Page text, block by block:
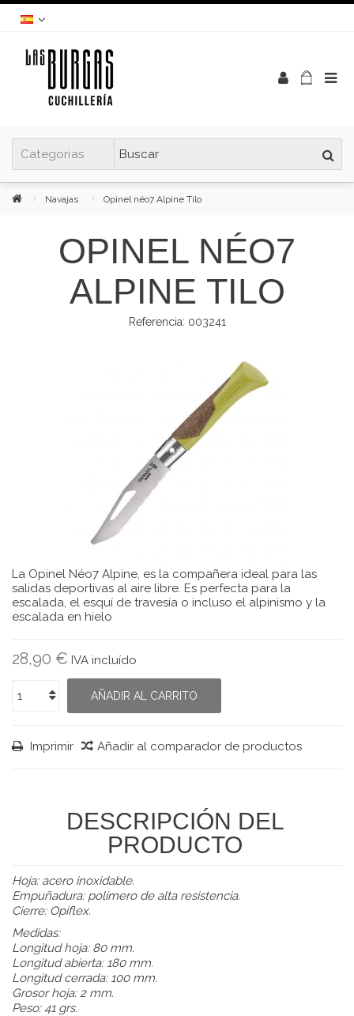
Navajas Opinel néo7 Alpine Tilo
OPINEL NÉO7
ALPINE TILO
Referencia: 003241
La Opinel Néo7 Alpine, es la compañera ideal para las
salidas deportivas al aire libre. Es perfecta para la
escalada, el esquí de travesía o incluso el alpinismo y la
escalada en hielo
28,90 € IVA incluído
AÑADIR AL CARRITO
Imprimir Añadir al comparador de productos
DESCRIPCIÓN DEL
PRODUCTO
Hoja: acero inoxidable.
Empuñadura: polímero de alta resistencia.
Cierre: Opiflex.
Medidas:
Longitud hoja: 80 mm.
Longitud abierta: 180 mm.
Longitud cerrada: 100 mm.
Grosor hoja: 2 mm.
Peso: 41 grs.